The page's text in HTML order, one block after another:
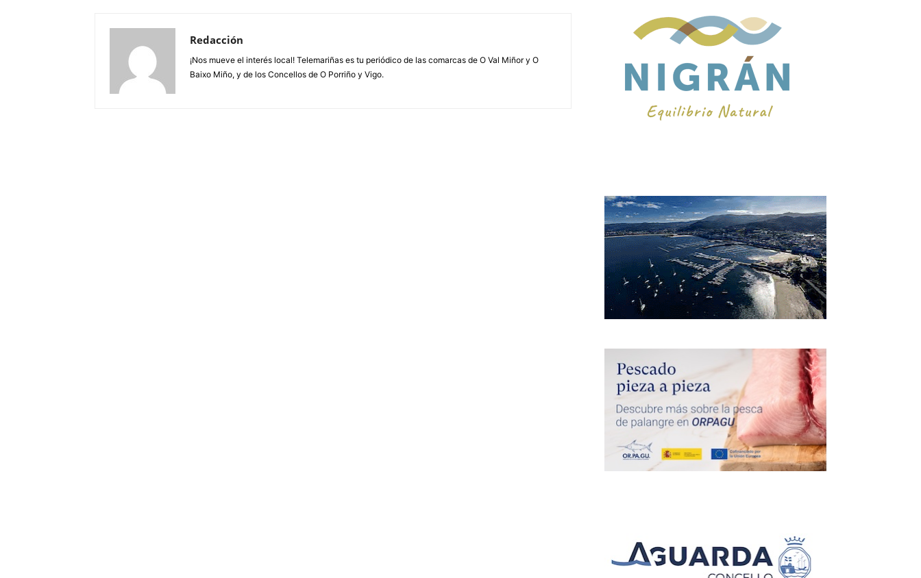
Redacción
¡Nos mueve el interés local! Telemariñas es tu periódico de las comarcas de O Val Miñor y O
Baixo Miño, y de los Concellos de O Porriño y Vigo.